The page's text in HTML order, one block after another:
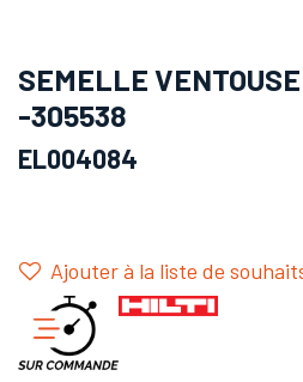
SEMELLE
-305538
EL004084
Ajouter à la liste de